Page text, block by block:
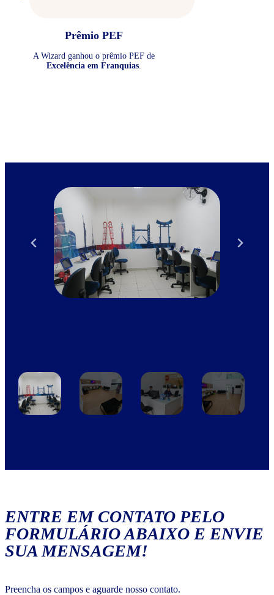
Prêmio PEF
A Wizard ganhou o prêmio PEF de
Excelência em Franquias.
ENTRE EM CONTATO PELO
FORMULÁRIO ABAIXO E ENVIE
SUA MENSAGEM!
Preencha os campos e aguarde nosso contato.